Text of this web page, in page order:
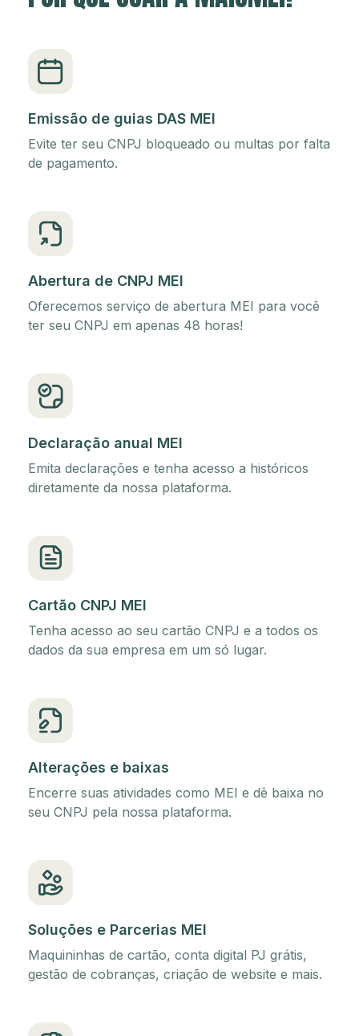
Emissão de guias DAS MEI
Evite ter seu CNPJ bloqueado ou multas por falta
de pagamento.
Abertura de CNPJ MEI
Oferecemos serviço de abertura MEI para você
ter seu CNPJ em apenas 48 horas!
Declaração anual MEI
Emita declarações e tenha acesso a históricos
diretamente da nossa plataforma.
Cartão CNPJ MEI
Tenha acesso ao seu cartão CNPJ e a todos os
dados da sua empresa em um só lugar.
Alterações e baixas
Encerre suas atividades como MEI e dê baixa no
seu CNPJ pela nossa plataforma.
Soluções e Parcerias MEI
Maquininhas de cartão, conta digital PJ grátis,
gestão de cobranças, criação de website e mais.